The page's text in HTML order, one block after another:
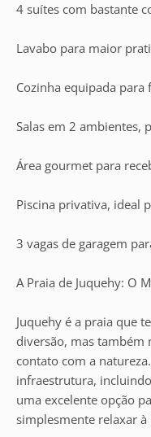
4 suítes com bastante
Lavabo para maior
Cozinha equipada para
Salas em 2 ambientes,
Área gourmet para
Piscina privativa, ideal
3 vagas de garagem
A Praia de Juquehy: O
Juquehy é a praia que
diversão, mas
contato com a
infraestrutura,
uma excelente opção
simplesmente relaxar à